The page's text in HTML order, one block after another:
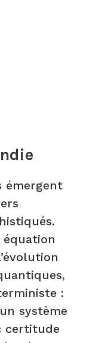
émergent
équation
:
système
certitude